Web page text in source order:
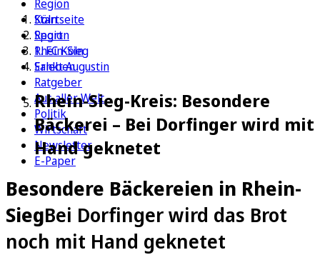
Region
Köln
Sport
1. FC Köln
Erleben
Ratgeber
Aus aller Welt
Politik
Wirtschaft
Newsletter
E-Paper
Startseite
Region
Rhein-Sieg
Sankt Augustin
Rhein-Sieg-Kreis: Besondere
Bäckerei – Bei Dorfinger wird mit
Hand geknetet
Besondere Bäckereien in Rhein-
SiegBei Dorfinger wird das Brot
noch mit Hand geknetet